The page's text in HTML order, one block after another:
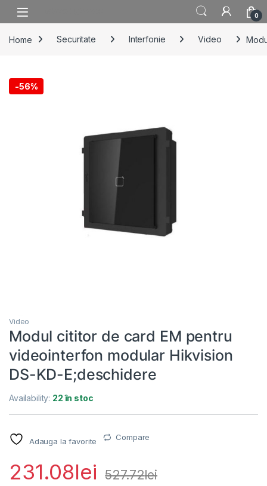
Skip to navigation
Skip to content
0
Home Securitate Interfonie Video
-56%
Video
Modul cititor de card EM pentru
videointerfon modular Hikvision
DS-KD-E;deschidere
Availability: 22 în stoc
Adauga la favorite Compare
231.08lei 527.72lei